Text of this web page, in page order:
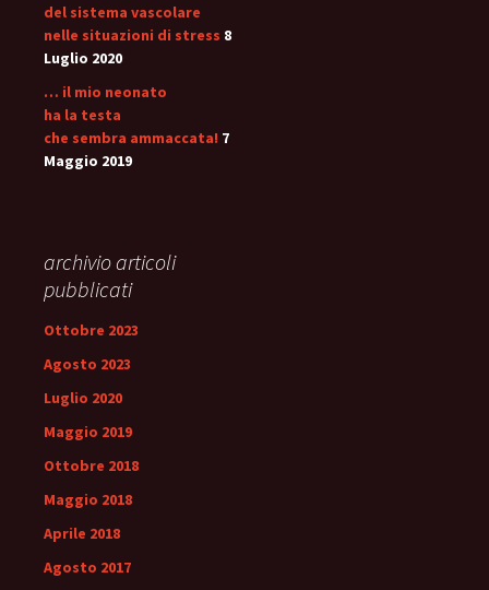
del sistema vascolare
nelle situazioni di stress 8
Luglio 2020
… il mio neonato
ha la testa
che sembra ammaccata! 7
Maggio 2019
archivio articoli
pubblicati
Ottobre 2023
Agosto 2023
Luglio 2020
Maggio 2019
Ottobre 2018
Maggio 2018
Aprile 2018
Agosto 2017